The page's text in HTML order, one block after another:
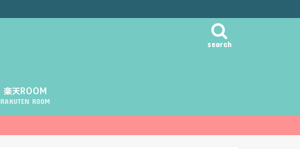
search
楽天ROOM
RAKUTEN ROOM